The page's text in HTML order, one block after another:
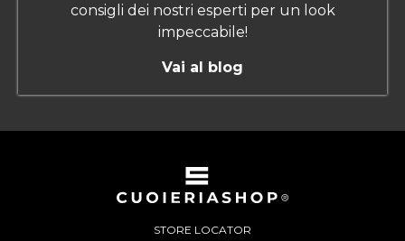
consigli dei nostri esperti per un look
impeccabile!
Vai al blog
STORE LOCATOR